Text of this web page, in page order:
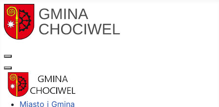
Miasto i Gmina